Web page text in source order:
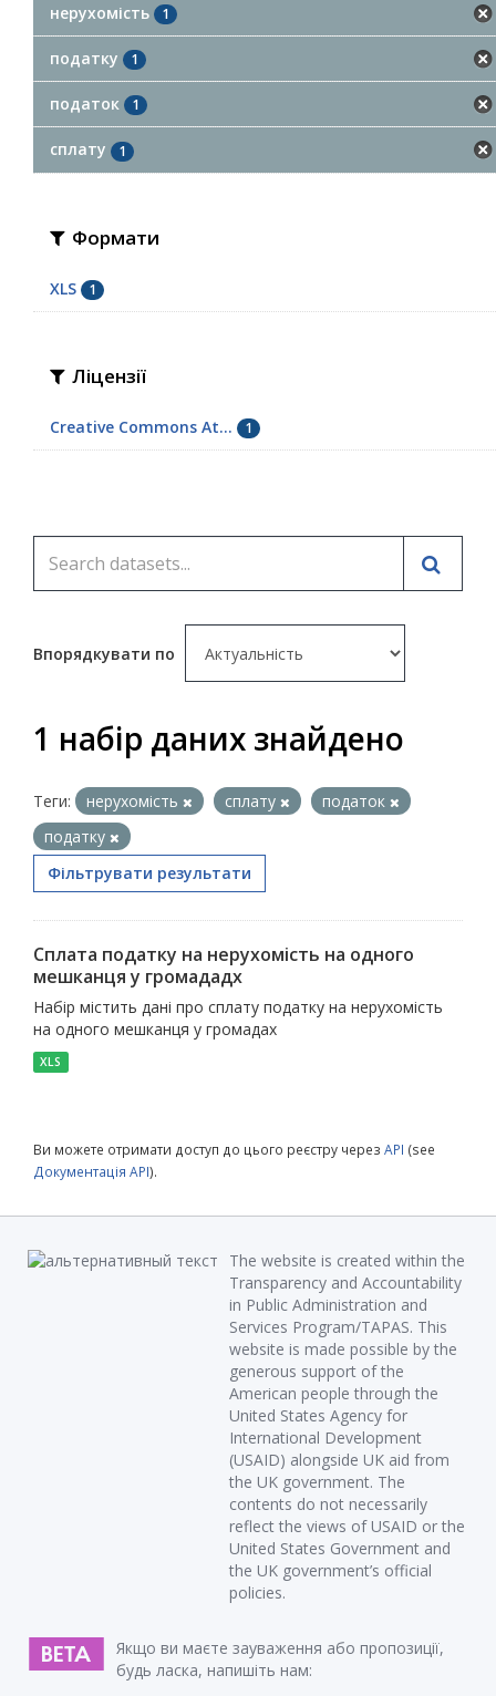
нерухомість 1
податку 1
податок 1
сплату 1
Формати
XLS 1
Ліцензії
Creative Commons At... 1
Впорядкувати по
1 набір даних знайдено
Теги: нерухомість сплату
податок
податку
Фільтрувати результати
Сплата податку на нерухомість на одного
мешканця у громададх
Набір містить дані про сплату податку на нерухомість
на одного мешканця у громадах
XLS
Ви можете отримати доступ до цього реєстру через API (see
Документація API).
The website is created within the
Transparency and Accountability
in Public Administration and
Services Program/TAPAS. This
website is made possible by the
generous support of the
American people through the
United States Agency for
International Development
(USAID) alongside UK aid from
the UK government. The
contents do not necessarily
reflect the views of USAID or the
United States Government and
the UK government’s official
policies.
Якщо ви маєте зауваження або пропозиції,
будь ласка, напишіть нам: